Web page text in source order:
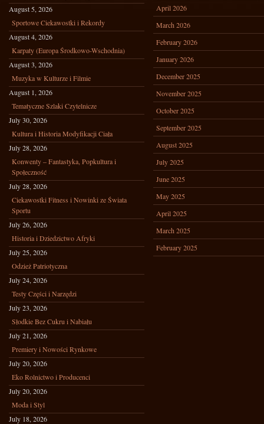
August 5, 2026
Sportowe Ciekawostki i Rekordy
August 4, 2026
Karpaty (Europa Środkowo-Wschodnia)
August 3, 2026
Muzyka w Kulturze i Filmie
August 1, 2026
Tematyczne Szlaki Czytelnicze
July 30, 2026
Kultura i Historia Modyfikacji Ciała
July 28, 2026
Konwenty – Fantastyka, Popkultura i
Społeczność
July 28, 2026
Ciekawostki Fitness i Nowinki ze Świata
Sportu
July 26, 2026
Historia i Dziedzictwo Afryki
July 25, 2026
Odzież Patriotyczna
July 24, 2026
Testy Części i Narzędzi
July 23, 2026
Słodkie Bez Cukru i Nabiału
July 21, 2026
Premiery i Nowości Rynkowe
July 20, 2026
Eko Rolnictwo i Producenci
July 20, 2026
Moda i Styl
July 18, 2026
April 2026
March 2026
February 2026
January 2026
December 2025
November 2025
October 2025
September 2025
August 2025
July 2025
June 2025
May 2025
April 2025
March 2025
February 2025